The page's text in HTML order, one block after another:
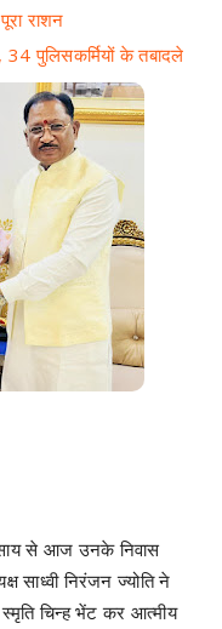
राशन
पुलिसकर्मियों के तबादले
से आज उनके निवास
साध्वी निरंजन ज्योति ने
चिन्ह भेंट कर आत्मीय